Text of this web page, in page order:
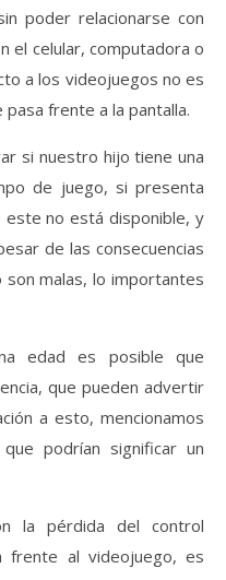
poder relacionarse con
el celular, computadora o
a los videojuegos no es
frente a la pantalla.
si nuestro hijo tiene una
de juego, si presenta
este no está disponible, y
de las consecuencias
son malas, lo importantes
edad es posible que
que pueden advertir
a esto, mencionamos
podrían significar un
la pérdida del control
al videojuego, es